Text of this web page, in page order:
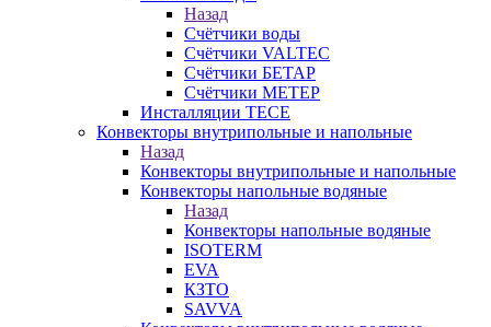
Назад
Счётчики воды
Счётчики VALTEC
Счётчики БЕТАР
Счётчики МЕТЕР
Инсталляции TECE
Конвекторы внутрипольные и напольные
Назад
Конвекторы внутрипольные и напольные
Конвекторы напольные водяные
Назад
Конвекторы напольные водяные
ISOTERM
EVA
КЗТО
SAVVA